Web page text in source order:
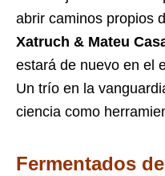
abrir caminos propios
Xatruch & Mateu
estará de nuevo en el
Un trío en la
ciencia como
Fermentados